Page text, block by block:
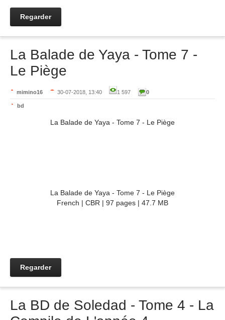
Regarder
La Balade de Yaya - Tome 7 -
Le Piège
mimino16 30-07-2018, 13:40 1 597 0
bd
La Balade de Yaya - Tome 7 - Le Piège
La Balade de Yaya - Tome 7 - Le Piège
French | CBR | 97 pages | 47.7 MB
Regarder
La BD de Soledad - Tome 4 - La